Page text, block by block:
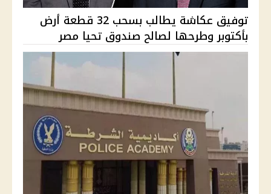
توفيق عكاشة يطالب بسحب 32 قطعة أرض
بأكتوبر وطرحها لصالح صندوق تحيا مصر